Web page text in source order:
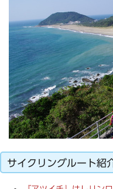
サイクリングルート紹